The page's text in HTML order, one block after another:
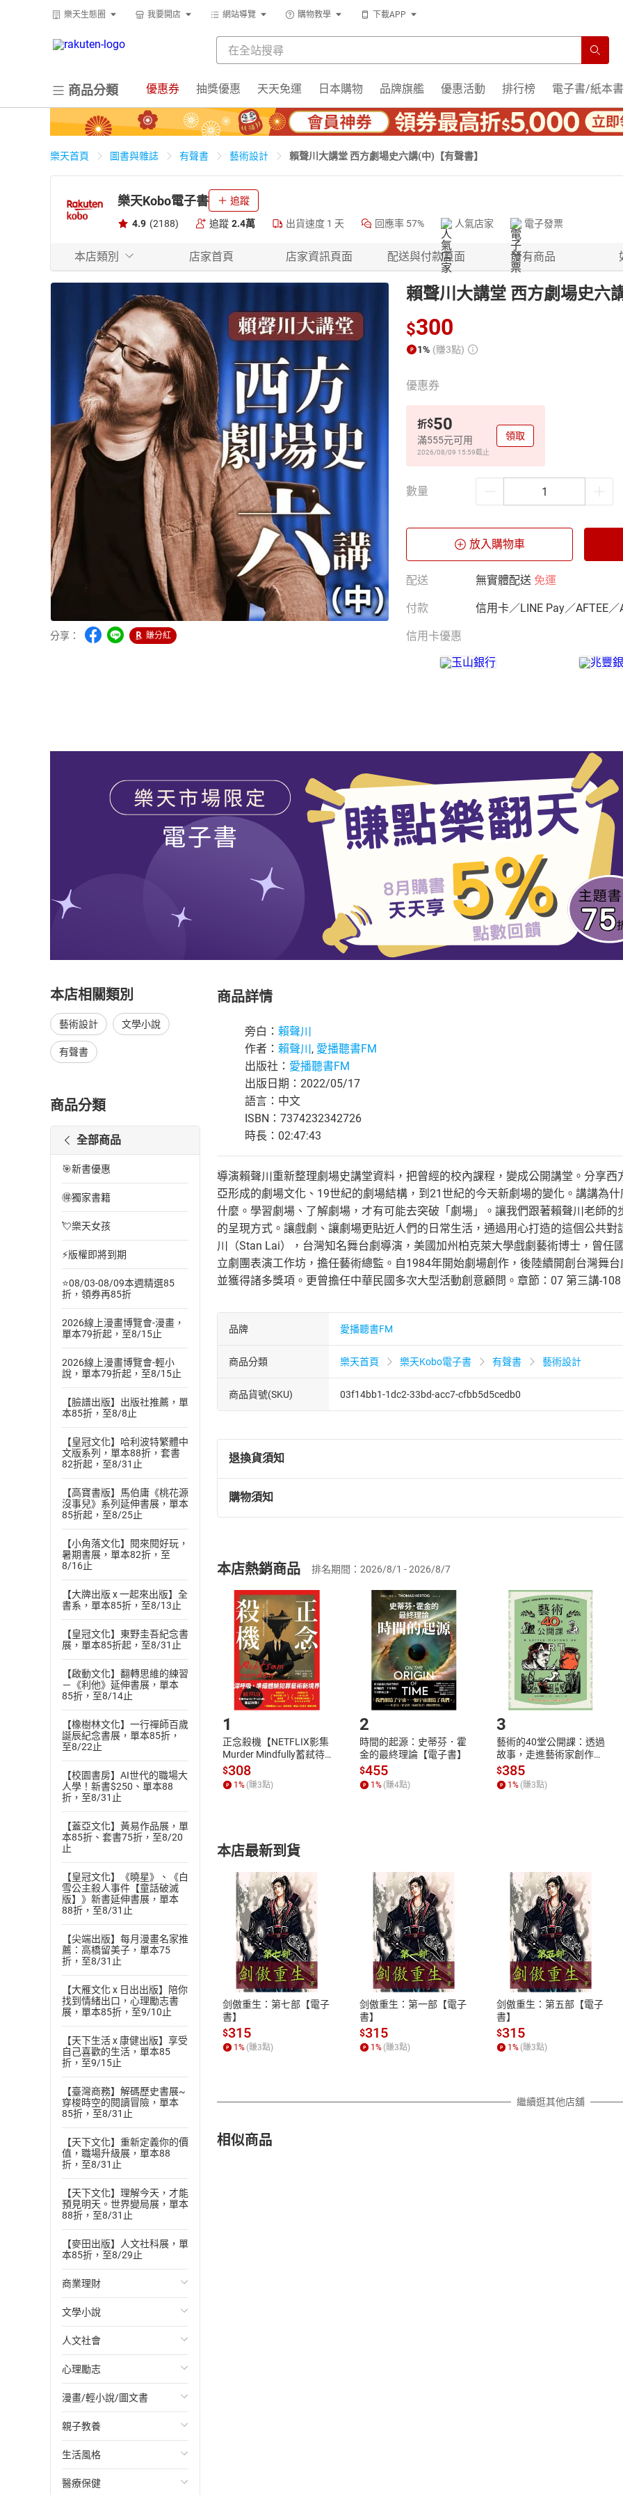
樂天生態圈 我要開店 網站導覽 購物教學 下載APP
商品分類 優惠券 抽獎優惠 天天免運 日本購物 品牌旗艦 優惠活動 排行榜 電子書/紙本書
樂天首頁 圖書與雜誌 有聲書 藝術設計 賴聲川大講堂 西方劇場史六講(中)【有聲書】
樂天Kobo電子書 追蹤
4.9 (2188) 追蹤 2.4萬 出貨速度 1 天 回應率 57% 人氣店家 電子發票
本店類別 店家首頁 店家資訊頁面 配送與付款頁面 所有商品
分享： 賺分紅
賴聲川大講堂 西方劇場史六
$300
1% (賺3點)
優惠券
折$50
滿555元可用
2026/08/09 15:59截止
領取
數量
放入購物車
配送 無實體配送 免運
付款 信用卡／LINE Pay／AFTEE／
信用卡優惠
本店相關類別
藝術設計 文學小說
有聲書
商品分類
全部商品
🎯新書優惠
🉐獨家書籍
💘樂天女孩
⚡版權即將到期
⭐08/03-08/09本週精選85
折，領券再85折
2026線上漫畫博覽會-漫畫，
單本79折起，至8/15止
2026線上漫畫博覽會-輕小
說，單本79折起，至8/15止
【臉譜出版】出版社推薦，單
本85折，至8/8止
【皇冠文化】哈利波特繁體中
文版系列，單本88折，套書
82折起，至8/31止
【高寶書版】馬伯庸《桃花源
沒事兒》系列延伸書展，單本
85折起，至8/25止
【小角落文化】閱來閱好玩，
暑期書展，單本82折，至
8/16止
【大牌出版 x 一起來出版】全
書系，單本85折，至8/13止
【皇冠文化】東野圭吾紀念書
展，單本85折起，至8/31止
【啟動文化】翻轉思維的練習
－《利他》延伸書展，單本
85折，至8/14止
【橡樹林文化】一行禪師百歲
誕辰紀念書展，單本85折，
至8/22止
【校園書房】AI世代的職場大
人學！新書$250、單本88
折，至8/31止
【蓋亞文化】黃易作品展，單
本85折、套書75折，至8/20
止
【皇冠文化】《曉星》、《白
雪公主殺人事件【童話破滅
版】》新書延伸書展，單本
88折，至8/31止
【尖端出版】每月漫畫名家推
薦：高橋留美子，單本75
折，至8/31止
【大雁文化 x 日出出版】陪你
找到情緒出口，心理勵志書
展，單本85折，至9/10止
【天下生活 x 康健出版】享受
自己喜歡的生活，單本85
折，至9/15止
【臺灣商務】解碼歷史書展~
穿梭時空的閱讀冒險，單本
85折，至8/31止
【天下文化】重新定義你的價
值，職場升級展，單本88
折，至8/31止
【天下文化】理解今天，才能
預見明天。世界變局展，單本
88折，至8/31止
【麥田出版】人文社科展，單
本85折，至8/29止
商業理財
投資理財
經濟/趨勢
財務/金融
管理/領導
職場工作術
成功法
行銷/廣告
文學小說
歐美文學
日本文學
韓國文學
華文文學
經典文學
成長/家庭生活小說
人文社會
國際關係
政治
社會科學
台灣/中國歷史
日/韓歷史
心理勵志
心靈成長/情緒
人際關係
兩性關係
心理學
漫畫/輕小說/圖文書
輕小說
奇幻/科幻
愛情故事
親子教養
教育現場
兒童文學/故事
生活風格
飲食/食譜
醫療保健
商品詳情
旁白： 賴聲川
作者： 賴聲川, 愛播聽書FM
出版社： 愛播聽書FM
出版日期：2022/05/17
語言：中文
ISBN：7374232342726
時長：02:47:43
導演賴聲川重新整理劇場史講堂資料，把曾經的校內課程，變成公開講堂。分享
亞形成的劇場文化、19世紀的劇場結構，到21世紀的今天新劇場的變化。講講為
什麼。學習劇場、了解劇場，才有可能去突破「劇場」。讓我們跟著賴聲川老師
的呈現方式。讓戲劇、讓劇場更貼近人們的日常生活，通過用心打造的這個公共
川（Stan Lai），台灣知名舞台劇導演，美國加州柏克萊大學戲劇藝術博士，曾
立劇團表演工作坊，擔任藝術總監。自1984年開始劇場創作，後陸續開創台灣舞
並獲得諸多獎項。更曾擔任中華民國多次大型活動創意顧問。章節：07 第三講-
品牌 愛播聽書FM
商品分類 樂天首頁 樂天Kobo電子書 有聲書 藝術設計
商品貨號(SKU) 03f14bb1-1dc2-33bd-acc7-cfbb5d5cedb0
退換貨須知
退換貨規定：
(一)依消費者保護法第19條第1項後段暨通訊交易解除權合理例外情事適用
(二)消費者訂購本店鋪之商品即代表知悉本店鋪所銷售之商品為電子書，
且已下載/存取電子書，不得請求退貨退款。
退貨方式：您欲取消訂單或辦理退貨時，請登入樂天市場，並於「我的訂單
貨」，本店鋪將依您的申請進行審核，待審核通過後將為您辦理退款事宜。
請注意，樂天市場須以整筆訂單為單位進行取消/退貨，恕無法以單支商品取
購物須知
挑選商品
Choose
放入購物車
Shopping cart
登入帳號
Login
購書後，如何開始使用？
Step1.選擇閱讀載具 Step2.登入
付款方式
ATM轉帳、信用卡、LINE PAY、AFTEE
退換貨規範
本店是否提供消費者保護法七日猶
之權利，遽消費者保護法及通訊交
除權合理例外情事適用準則，依商
質各有不同規定。詳細退換貨說明
照各商品說明。
本店熱銷商品 排名期間：2026/8/1 - 2026/8/7
1
正念殺機【NETFLIX影集
Murder Mindfully蓄弒待
發】【電子書】
$308
1 % (賺3點)
2
時間的起源：史蒂芬．霍
金的最終理論【電子書】
$455
1 % (賺4點)
3
藝術的40堂公開課：透過
故事，走進藝術家創作現
場，看藝術如何誕生、如
何形塑人類生活【電子
書】
$385
1 % (賺3點)
本店最新到貨
剑傲重生：第七部【電子
書】
$315
1 % (賺3點)
剑傲重生：第一部【電子
書】
$315
1 % (賺3點)
剑傲重生：第五部【電子
書】
$315
1 % (賺3點)
繼續逛其他店舖
相似商品